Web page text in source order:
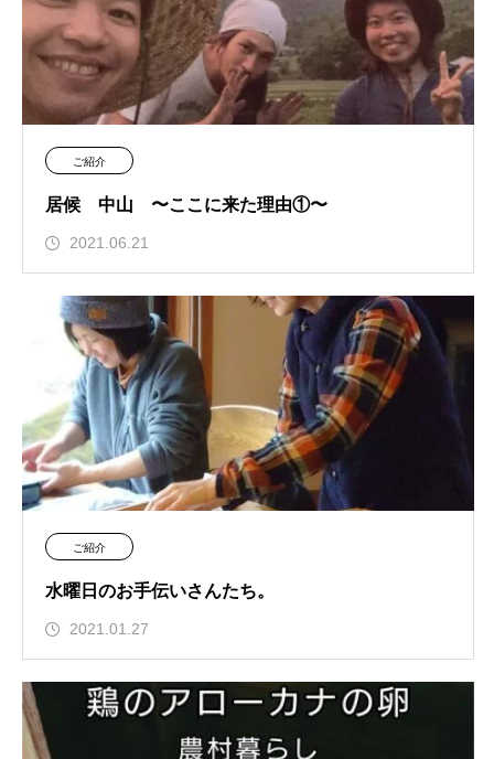
ご紹介
居候 中山 〜ここに来た理由①〜
2021.06.21
ご紹介
水曜日のお手伝いさんたち。
2021.01.27